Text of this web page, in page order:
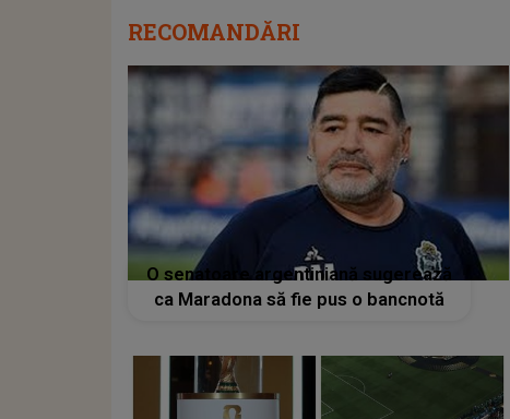
RECOMANDĂRI
O senatoare argentiniană sugerează
ca Maradona să fie pus o bancnotă